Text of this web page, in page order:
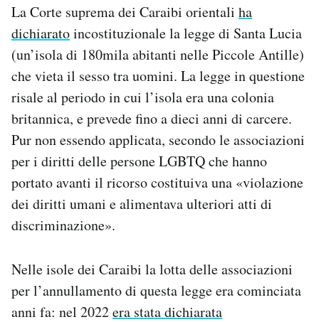
CALENDARIO
AREA PERSONALE
Area Personale
Newsletter
Notifiche mobile
Regala il Post
Hai bisogno di aiuto?
Esci
La Corte suprema dei Caraibi orientali ha
dichiaratoincostituzionale la legge di Santa Lucia
(un’isola di 180mila abitanti nelle Piccole Antille)
che vieta il sesso tra uomini. La legge in questione
risale al periodo in cui l’isola era una colonia
britannica, e prevede fino a dieci anni di carcere.
Pur non essendo applicata, secondo le associazioni
per i diritti delle persone LGBTQ che hanno
portato avanti il ricorso costituiva una «violazione
dei diritti umani e alimentava ulteriori atti di
discriminazione».
Nelle isole dei Caraibi la lotta delle associazioni
per l’annullamento di questa legge era cominciata
anni fa: nel 2022era stata dichiarata